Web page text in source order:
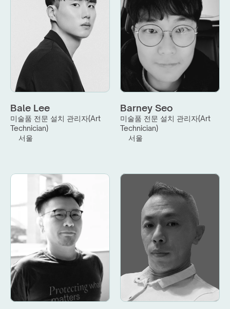
Bale Lee
미술품 전문 설치 관리자(Art
Technician)
서울
Barney Seo
미술품 전문 설치 관리자(Art
Technician)
서울